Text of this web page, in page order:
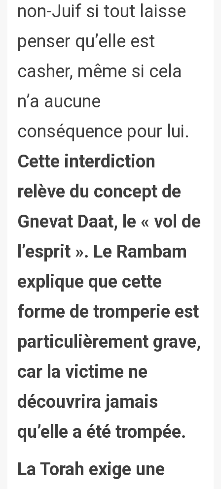
non-Juif si tout laisse
penser qu’elle est
casher, même si cela
n’a aucune
conséquence pour lui.
Cette interdiction
relève du concept de
Gnevat Daat, le « vol de
l’esprit ». Le Rambam
explique que cette
forme de tromperie est
particulièrement grave,
car la victime ne
découvrira jamais
qu’elle a été trompée.
La Torah exige une